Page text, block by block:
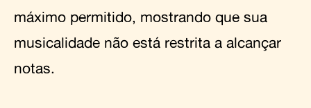
máximo permitido, mostrando que sua
musicalidade não está restrita a alcançar
notas.